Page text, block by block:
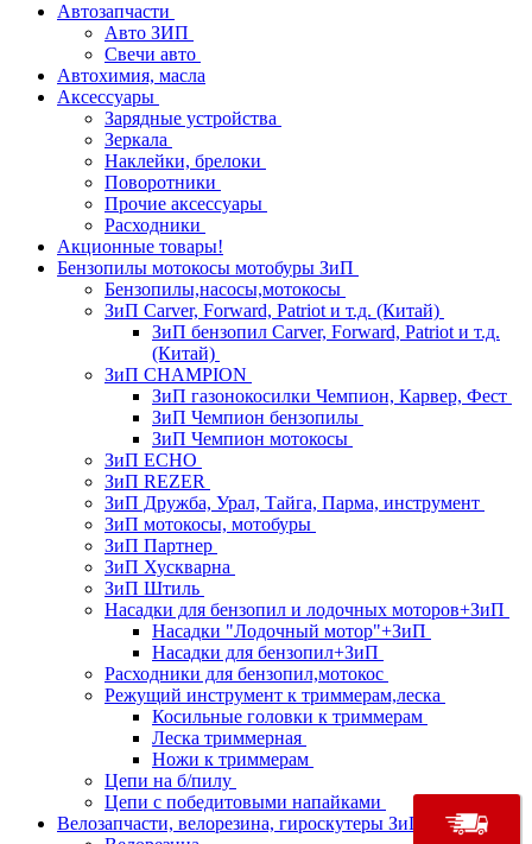
Автозапчасти
Авто ЗИП
Свечи авто
Автохимия, масла
Аксессуары
Зарядные устройства
Зеркала
Наклейки, брелоки
Поворотники
Прочие аксессуары
Расходники
Акционные товары!
Бензопилы мотокосы мотобуры ЗиП
Бензопилы,насосы,мотокосы
ЗиП Carver, Forward, Patriot и т.д. (Китай)
ЗиП бензопил Carver, Forward, Patriot и т.д.
(Китай)
ЗиП CHAMPION
ЗиП газонокосилки Чемпион, Карвер, Фест
ЗиП Чемпион бензопилы
ЗиП Чемпион мотокосы
ЗиП ECHO
ЗиП REZER
ЗиП Дружба, Урал, Тайга, Парма, инструмент
ЗиП мотокосы, мотобуры
ЗиП Партнер
ЗиП Хускварна
ЗиП Штиль
Насадки для бензопил и лодочных моторов+ЗиП
Насадки "Лодочный мотор"+ЗиП
Насадки для бензопил+ЗиП
Расходники для бензопил,мотокос
Режущий инструмент к триммерам,леска
Косильные головки к триммерам
Леска триммерная
Ножи к триммерам
Цепи на б/пилу
Цепи с победитовыми напайками
Велозапчасти, велорезина, гироскутеры ЗиП, моноко